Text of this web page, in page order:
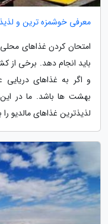
معرفی خوشمزه ترین و
امتحان کردن غذاهای
باید انجام دهد. برخی
و اگر به غذاهای دریایی
بهشت ها باشد. ما در
لذیذترین غذاهای مالدیو